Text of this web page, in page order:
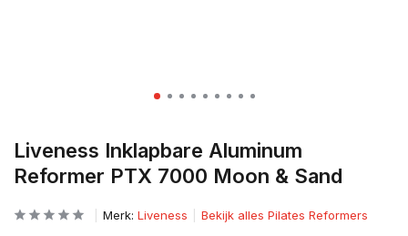
Liveness Inklapbare Aluminum
Reformer PTX 7000 Moon & Sand
Merk: Liveness Bekijk alles Pilates Reformers